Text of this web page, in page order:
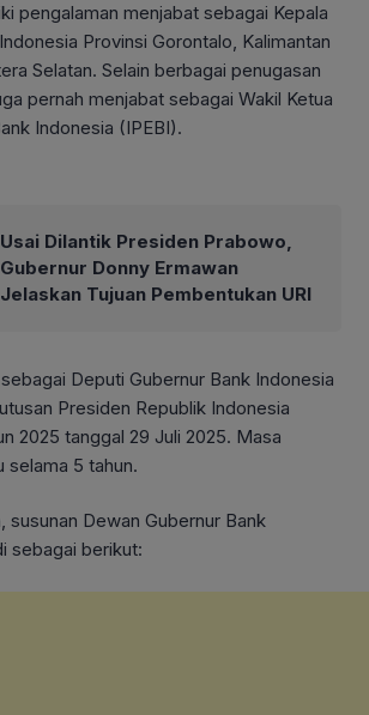
pengalaman menjabat sebagai Kepala
Provinsi Gorontalo, Kalimantan
Selatan. Selain berbagai penugasan
pernah menjabat sebagai Wakil Ketua
Indonesia (IPEBI).
Usai Dilantik Presiden Prabowo,
Gubernur Donny Ermawan
Jelaskan Tujuan Pembentukan URI
Deputi Gubernur Bank Indonesia
Presiden Republik Indonesia
2025 tanggal 29 Juli 2025. Masa
selama 5 tahun.
susunan Dewan Gubernur Bank
sebagai berikut: